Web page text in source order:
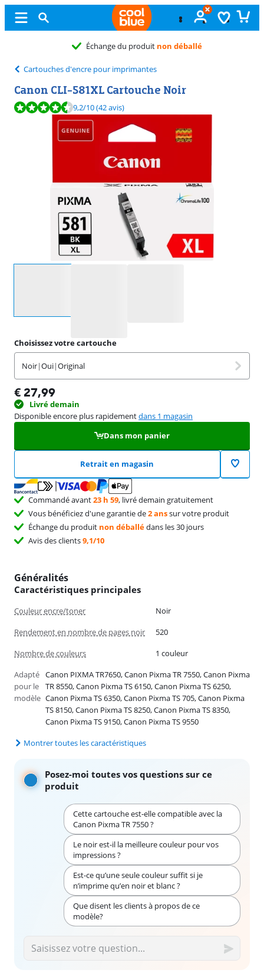
Échange du produit non déballé
Cartouches d'encre pour imprimantes
Canon CLI-581XL Cartouche Noir
La note est de 9,2 sur 10, basée sur 42 avis.
9,2/10(42 avis)
Choisissez votre cartouche
Noir|Oui|Original
€ 27,99
Livré demain
Disponible encore plus rapidementdans 1 magasin
Dans mon panier
Retrait en magasin
Commandé avant23 h 59, livré demain gratuitement
Vous bénéficiez d'une garantie de2 anssur votre produit
Échange du produit non déballédans les 30 jours
Avis des clients9,1/10
Généralités
Caractéristiques principales
Couleur encre/toner
Noir
Rendement en nombre de pages noir
520
Nombre de couleurs
1 couleur
Adapté
pour le
modèle
Canon PIXMA TR7650, Canon Pixma TR 7550, Canon Pixma
TR 8550, Canon Pixma TS 6150, Canon Pixma TS 6250,
Canon Pixma TS 6350, Canon Pixma TS 705, Canon Pixma
TS 8150, Canon Pixma TS 8250, Canon Pixma TS 8350,
Canon Pixma TS 9150, Canon Pixma TS 9550
Montrer toutes les caractéristiques
Posez-moi toutes vos questions sur ce
produit
Cette cartouche est-elle compatible avec la
Canon Pixma TR 7550 ?
Le noir est-il la meilleure couleur pour vos
impressions ?
Est-ce qu’une seule couleur suffit si je
n’imprime qu’en noir et blanc ?
Que disent les clients à propos de ce
modèle?